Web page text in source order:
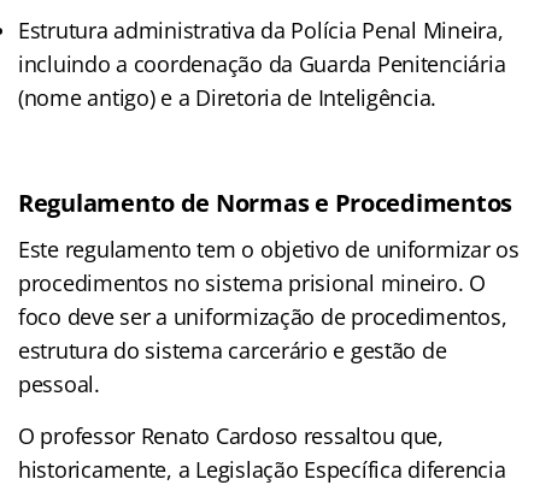
Estrutura administrativa da Polícia Penal Mineira,
incluindo a coordenação da Guarda Penitenciária
(nome antigo) e a Diretoria de Inteligência.
Regulamento de Normas e Procedimentos
Este regulamento tem o objetivo de uniformizar os
procedimentos no sistema prisional mineiro. O
foco deve ser a uniformização de procedimentos,
estrutura do sistema carcerário e gestão de
pessoal.
O professor Renato Cardoso ressaltou que,
historicamente, a Legislação Específica diferencia